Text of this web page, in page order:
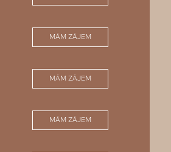
MÁM ZÁJEM
MÁM ZÁJEM
MÁM ZÁJEM